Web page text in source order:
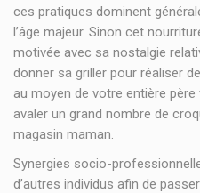
ces pratiques dominent
l’âge majeur. Sinon cet
motivée avec sa nostalgie
donner sa griller pour réaliser
au moyen de votre entière
avaler un grand nombre de
magasin maman.
Synergies socio-
d’autres individus afin de